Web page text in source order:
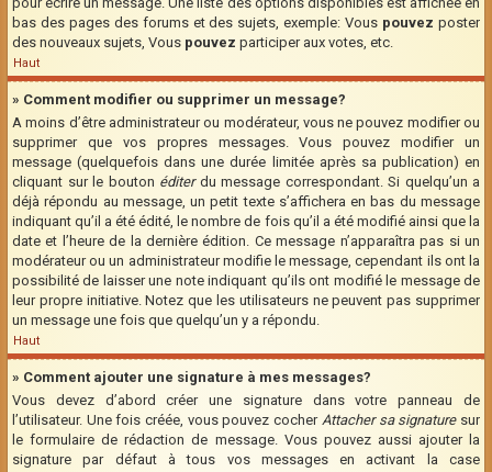
bas des pages des forums et des sujets, exemple: Vous pouvez poster
des nouveaux sujets, Vous pouvez participer aux votes, etc.
Haut
» Comment modifier ou supprimer un message?
A moins d’être administrateur ou modérateur, vous ne pouvez modifier ou
supprimer que vos propres messages. Vous pouvez modifier un
message (quelquefois dans une durée limitée après sa publication) en
cliquant sur le bouton éditerdu message correspondant. Si quelqu’un a
déjà répondu au message, un petit texte s’affichera en bas du message
indiquant qu’il a été édité, le nombre de fois qu’il a été modifié ainsi que la
date et l’heure de la dernière édition. Ce message n’apparaîtra pas si un
modérateur ou un administrateur modifie le message, cependant ils ont la
possibilité de laisser une note indiquant qu’ils ont modifié le message de
leur propre initiative. Notez que les utilisateurs ne peuvent pas supprimer
un message une fois que quelqu’un y a répondu.
Haut
» Comment ajouter une signature à mes messages?
Vous devez d’abord créer une signature dans votre panneau de
l’utilisateur. Une fois créée, vous pouvez cocher Attacher sa signaturesur
le formulaire de rédaction de message. Vous pouvez aussi ajouter la
signature par défaut à tous vos messages en activant la case